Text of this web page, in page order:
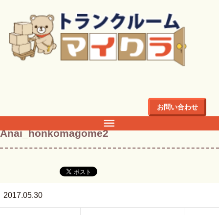
お問い合わせ
本駒込トランクルーム道順ご案内
Anai_honkomagome2
2017.05.30